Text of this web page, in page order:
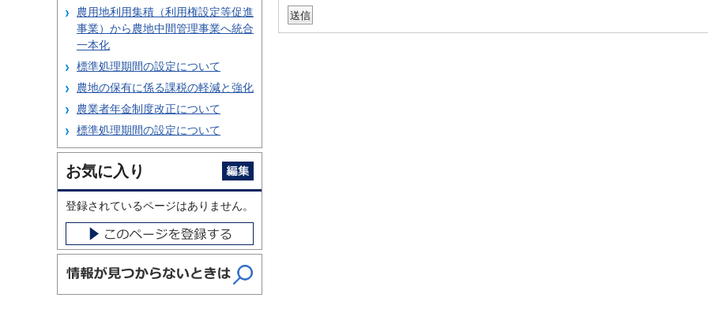
農用地利用集積（利用権設定等促進
事業）から農地中間管理事業へ統合
一本化
標準処理期間の設定について
農地の保有に係る課税の軽減と強化
農業者年金制度改正について
標準処理期間の設定について
お気に入り
登録されているページはありません。